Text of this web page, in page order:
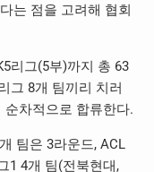
는 점을 고려해 협회
리그(5부)까지 총 63
그 8개 팀끼리 치러
차적으로 합류한다.
팀은 3라운드, ACL
1 4개 팀(전북현대,